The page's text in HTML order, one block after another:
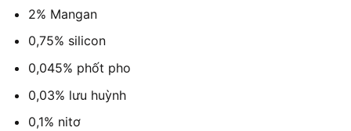
2% Mangan
0,75% silicon
0,045% phốt pho
0,03% lưu huỳnh
0,1% nitơ